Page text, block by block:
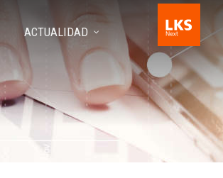
ACTUALIDAD